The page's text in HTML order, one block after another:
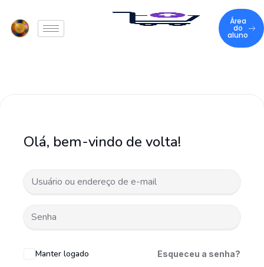
Área
do
aluno
Olá, bem-vindo de volta!
Manter logado Esqueceu a senha?